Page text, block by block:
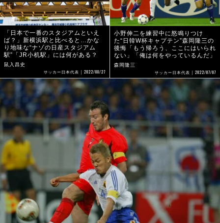
「日本で一番のスタジアムといえ
ば？」新横浜駅と比べると…かな
り地味な“ナゾの日産スタジアム
駅”「JR小机駅」には何がある？
鼠入昌史
サッカー日本代表 2022/08/27
小野伸二を練習中に怒鳴りつけ
た“日韓W杯キャプテン”森岡隆三の
後悔「もう帰ろう、ここにはいられ
ない」「俺は何をやっているんだ」
森岡隆三
サッカー日本代表 2022/07/07